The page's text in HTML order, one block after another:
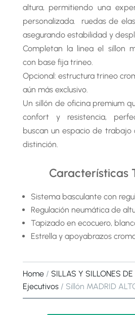
altura, permitiendo una
personalizada. ruedas de
asegurando estabilidad y
Completan la linea el sillon
con base fija trineo.
Opcional: estructura trineo
aún más exclusivo.
Un sillón de oficina premium
confort y resistencia,
buscan un espacio de trabajo
distinción.
Características
Sistema basculante con
Regulación neumática de
Tapizado en ecocuero,
Estrella y apoyabrazos
Home/ SILLAS Y SILLONES
Ejecutivos/ Sillón MADRID